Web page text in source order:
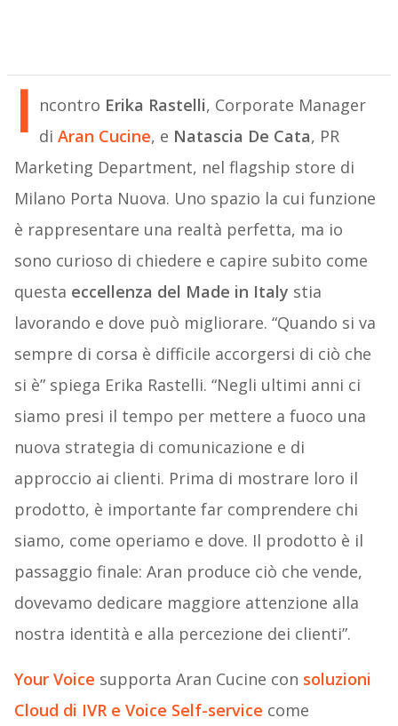
I ncontro Erika Rastelli, Corporate Manager
di Aran Cucine, e Natascia De Cata, PR
Marketing Department, nel flagship store di
Milano Porta Nuova. Uno spazio la cui funzione
è rappresentare una realtà perfetta, ma io
sono curioso di chiedere e capire subito come
questa eccellenza del Made in Italy stia
lavorando e dove può migliorare. “Quando si va
sempre di corsa è difficile accorgersi di ciò che
si è” spiega Erika Rastelli. “Negli ultimi anni ci
siamo presi il tempo per mettere a fuoco una
nuova strategia di comunicazione e di
approccio ai clienti. Prima di mostrare loro il
prodotto, è importante far comprendere chi
siamo, come operiamo e dove. Il prodotto è il
passaggio finale: Aran produce ciò che vende,
dovevamo dedicare maggiore attenzione alla
nostra identità e alla percezione dei clienti”.
Your Voice supporta Aran Cucine con soluzioni
Cloud di IVR e Voice Self-service come